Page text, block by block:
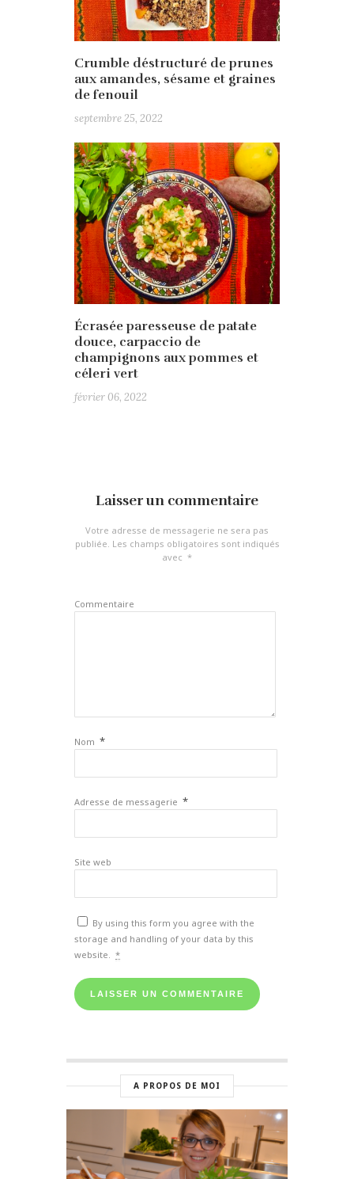
Crumble déstructuré de prunes
aux amandes, sésame et graines
de fenouil
septembre 25, 2022
Écrasée paresseuse de patate
douce, carpaccio de
champignons aux pommes et
céleri vert
février 06, 2022
Laisser un commentaire
Votre adresse de messagerie ne sera pas
publiée. Les champs obligatoires sont indiqués
avec *
Commentaire
Nom *
Adresse de messagerie *
Site web
By using this form you agree with the
storage and handling of your data by this
website.
*
A PROPOS DE MOI